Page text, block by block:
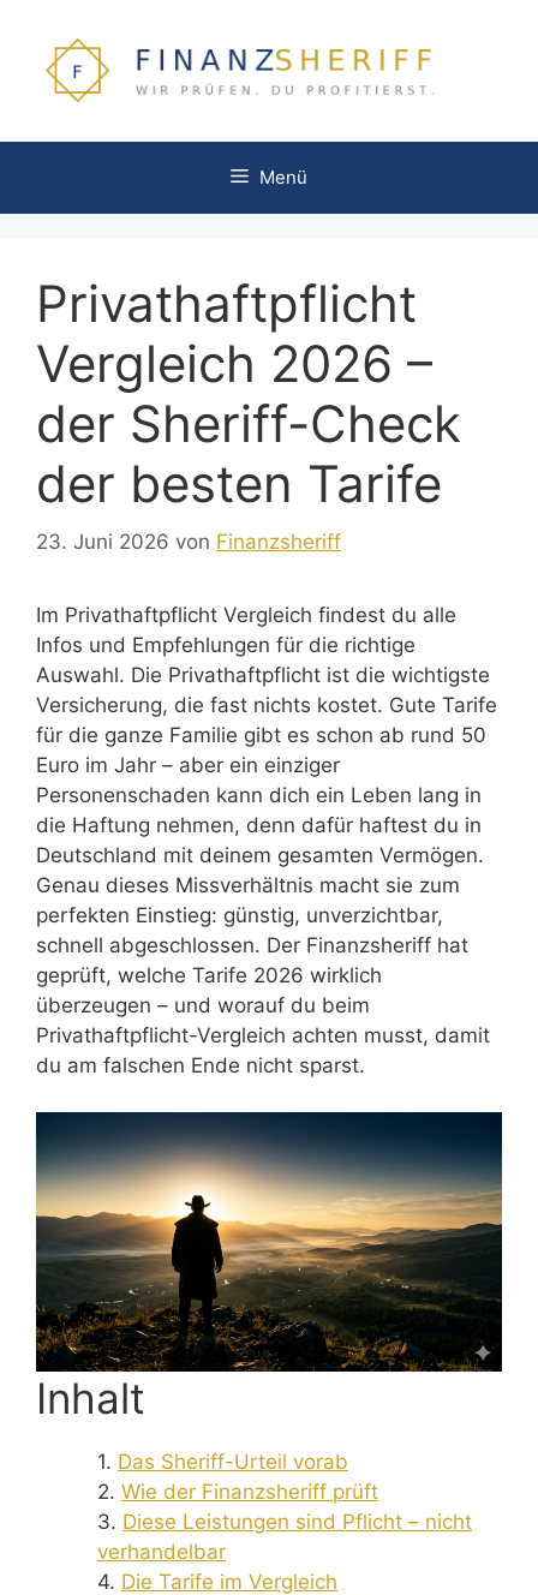
springen
Menü
Privathaftpflicht
Vergleich 2026 –
der Sheriff-Check
der besten Tarife
23. Juni 2026 von Finanzsheriff
Im Privathaftpflicht Vergleich findest du alle
Infos und Empfehlungen für die richtige
Auswahl. Die Privathaftpflicht ist die wichtigste
Versicherung, die fast nichts kostet. Gute Tarife
für die ganze Familie gibt es schon ab rund 50
Euro im Jahr – aber ein einziger
Personenschaden kann dich ein Leben lang in
die Haftung nehmen, denn dafür haftest du in
Deutschland mit deinem gesamten Vermögen.
Genau dieses Missverhältnis macht sie zum
perfekten Einstieg: günstig, unverzichtbar,
schnell abgeschlossen. Der Finanzsheriff hat
geprüft, welche Tarife 2026 wirklich
überzeugen – und worauf du beim
Privathaftpflicht-Vergleich achten musst, damit
du am falschen Ende nicht sparst.
Inhalt
Das Sheriff-Urteil vorab
Wie der Finanzsheriff prüft
Diese Leistungen sind Pflicht – nicht
verhandelbar
Die Tarife im Vergleich